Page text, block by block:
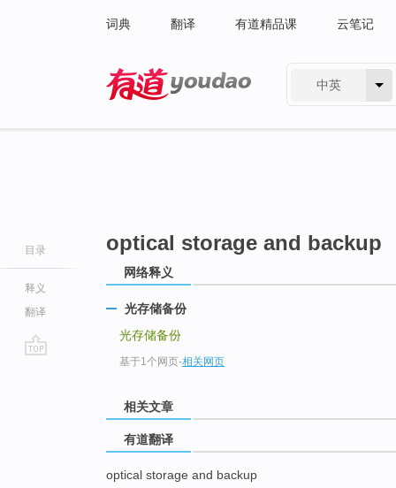
词典 翻译 有道精品课 云笔记
中英
目录
释义
翻译
optical storage and backup
网络释义
光存储备份
光存储备份
基于1个网页-相关网页
相关文章
有道翻译
optical storage and backup